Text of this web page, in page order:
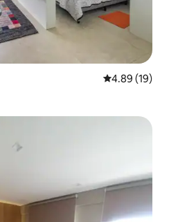
คะแนนเฉลี่ย
4.89 (19)